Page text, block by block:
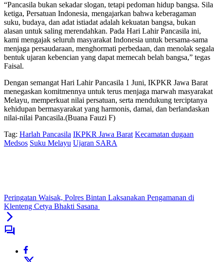
“Pancasila bukan sekadar slogan, tetapi pedoman hidup bangsa. Sila
ketiga, Persatuan Indonesia, mengajarkan bahwa keberagaman
suku, budaya, dan adat istiadat adalah kekuatan bangsa, bukan
alasan untuk saling merendahkan. Pada Hari Lahir Pancasila ini,
kami mengajak seluruh masyarakat Indonesia untuk bersama-sama
menjaga persaudaraan, menghormati perbedaan, dan menolak segala
bentuk ujaran kebencian yang dapat memecah belah bangsa,” tegas
Faisal.
Dengan semangat Hari Lahir Pancasila 1 Juni, IKPKR Jawa Barat
menegaskan komitmennya untuk terus menjaga marwah masyarakat
Melayu, memperkuat nilai persatuan, serta mendukung terciptanya
kehidupan bermasyarakat yang harmonis, damai, dan berlandaskan
nilai-nilai Pancasila.(Buana Fauzi F)
Tag: Harlah Pancasila IKPKR Jawa Barat Kecamatan dugaan
Medsos Suku Melayu Ujaran SARA
Peringatan Waisak, Polres Bintan Laksanakan Pengamanan di
Klenteng Cetya Bhakti Sasana